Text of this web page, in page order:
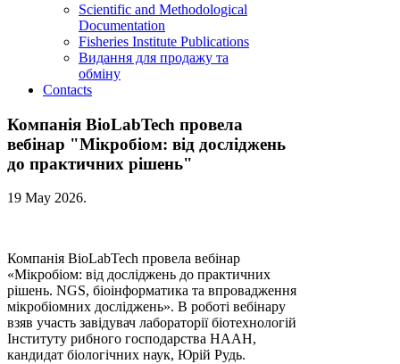
Scientific and Methodological
Documentation
Fisheries Institute Publications
Видання для продажу та
обміну
Contacts
Компанія BioLabTech провела
вебінар "Мікробіом: від досліджень
до практичних рішень"
19 May 2026.
Компанія BioLabTech провела вебінар
«Мікробіом: від досліджень до практичних
рішень. NGS, біоінформатика та впровадження
мікробіомних досліджень». В роботі вебінару
взяв участь завідувач лабораторії біотехнологій
Інституту рибного господарства НААН,
кандидат біологічних наук, Юрій Рудь.